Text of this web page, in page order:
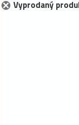
Vyprodaný